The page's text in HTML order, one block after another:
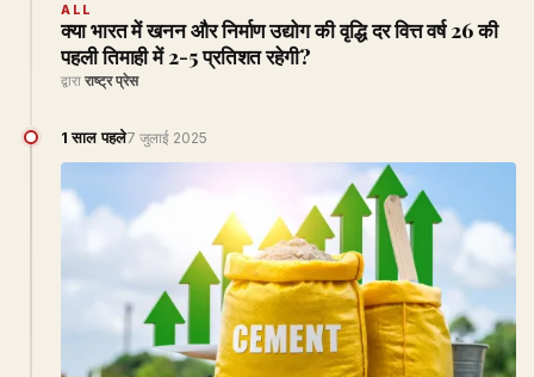
ALL
क्या भारत में खनन और निर्माण उद्योग की वृद्धि दर वित्त वर्ष 26 की
पहली तिमाही में 2-5 प्रतिशत रहेगी?
द्वारा राष्ट्र प्रेस
1 साल पहले7 जुलाई 2025